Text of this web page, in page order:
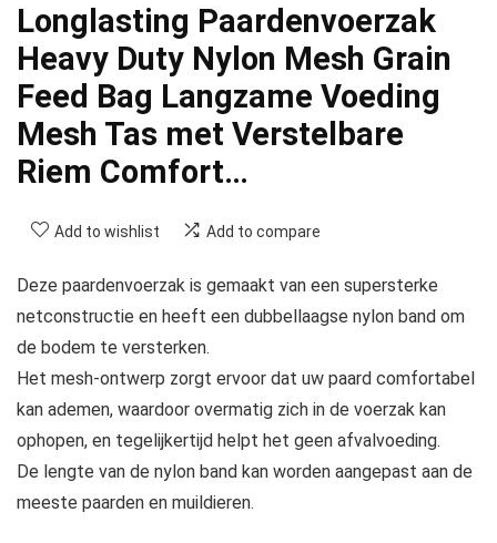
Longlasting Paardenvoerzak
Heavy Duty Nylon Mesh Grain
Feed Bag Langzame Voeding
Mesh Tas met Verstelbare
Riem Comfort…
Add to wishlist Add to compare
Deze paardenvoerzak is gemaakt van een supersterke
netconstructie en heeft een dubbellaagse nylon band om
de bodem te versterken.
Het mesh-ontwerp zorgt ervoor dat uw paard comfortabel
kan ademen, waardoor overmatig zich in de voerzak kan
ophopen, en tegelijkertijd helpt het geen afvalvoeding.
De lengte van de nylon band kan worden aangepast aan de
meeste paarden en muildieren.